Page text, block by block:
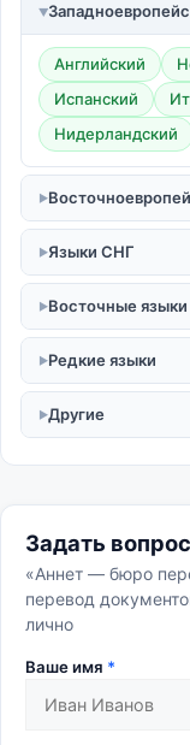
Английский
Испанский
Нидерландский
Языки СНГ
Восточные языки
Редкие языки
Другие
Задать
«Аннет — бюро
перевод
лично
Ваше имя *